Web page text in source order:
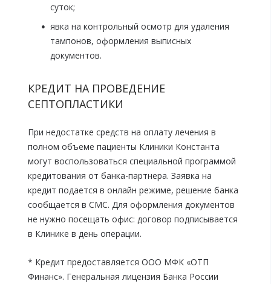
суток;
явка на контрольный осмотр для удаления
тампонов, оформления выписных
документов.
КРЕДИТ НА ПРОВЕДЕНИЕ
СЕПТОПЛАСТИКИ
При недостатке средств на оплату лечения в
полном объеме пациенты Клиники Константа
могут воспользоваться специальной программой
кредитования от банка-партнера. Заявка на
кредит подается в онлайн режиме, решение банка
сообщается в СМС. Для оформления документов
не нужно посещать офис: договор подписывается
в Клинике в день операции.
* Кредит предоставляется ООО МФК «ОТП
Финанс». Генеральная лицензия Банка России